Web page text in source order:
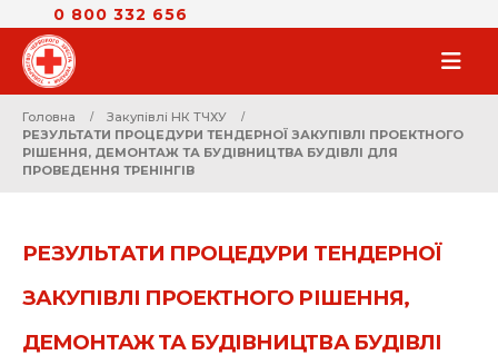
0 800 332 656
Головна
Закупівлі НК ТЧХУ
РЕЗУЛЬТАТИ ПРОЦЕДУРИ ТЕНДЕРНОЇ ЗАКУПІВЛІ ПРОЕКТНОГО
РІШЕННЯ, ДЕМОНТАЖ ТА БУДІВНИЦТВА БУДІВЛІ ДЛЯ
ПРОВЕДЕННЯ ТРЕНІНГІВ
РЕЗУЛЬТАТИ ПРОЦЕДУРИ ТЕНДЕРНОЇ
ЗАКУПІВЛІ ПРОЕКТНОГО РІШЕННЯ,
ДЕМОНТАЖ ТА БУДІВНИЦТВА БУДІВЛІ